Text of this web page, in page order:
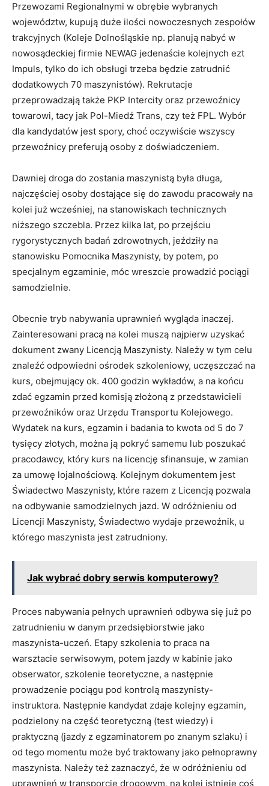
Przewozami Regionalnymi w obrębie wybranych
województw, kupują duże ilości nowoczesnych zespołów
trakcyjnych (Koleje Dolnośląskie np. planują nabyć w
nowosądeckiej firmie NEWAG jedenaście kolejnych ezt
Impuls, tylko do ich obsługi trzeba będzie zatrudnić
dodatkowych 70 maszynistów). Rekrutacje
przeprowadzają także PKP Intercity oraz przewoźnicy
towarowi, tacy jak Pol-Miedź Trans, czy też FPL. Wybór
dla kandydatów jest spory, choć oczywiście wszyscy
przewoźnicy preferują osoby z doświadczeniem.
Dawniej droga do zostania maszynistą była długa,
najczęściej osoby dostające się do zawodu pracowały na
kolei już wcześniej, na stanowiskach technicznych
niższego szczebla. Przez kilka lat, po przejściu
rygorystycznych badań zdrowotnych, jeździły na
stanowisku Pomocnika Maszynisty, by potem, po
specjalnym egzaminie, móc wreszcie prowadzić pociągi
samodzielnie.
Obecnie tryb nabywania uprawnień wygląda inaczej.
Zainteresowani pracą na kolei muszą najpierw uzyskać
dokument zwany Licencją Maszynisty. Należy w tym celu
znaleźć odpowiedni ośrodek szkoleniowy, uczęszczać na
kurs, obejmujący ok. 400 godzin wykładów, a na końcu
zdać egzamin przed komisją złożoną z przedstawicieli
przewoźników oraz Urzędu Transportu Kolejowego.
Wydatek na kurs, egzamin i badania to kwota od 5 do 7
tysięcy złotych, można ją pokryć samemu lub poszukać
pracodawcy, który kurs na licencję sfinansuje, w zamian
za umowę lojalnościową. Kolejnym dokumentem jest
Świadectwo Maszynisty, które razem z Licencją pozwala
na odbywanie samodzielnych jazd. W odróżnieniu od
Licencji Maszynisty, Świadectwo wydaje przewoźnik, u
którego maszynista jest zatrudniony.
Jak wybrać dobry serwis komputerowy?
Proces nabywania pełnych uprawnień odbywa się już po
zatrudnieniu w danym przedsiębiorstwie jako
maszynista-uczeń. Etapy szkolenia to praca na
warsztacie serwisowym, potem jazdy w kabinie jako
obserwator, szkolenie teoretyczne, a następnie
prowadzenie pociągu pod kontrolą maszynisty-
instruktora. Następnie kandydat zdaje kolejny egzamin,
podzielony na część teoretyczną (test wiedzy) i
praktyczną (jazdy z egzaminatorem po znanym szlaku) i
od tego momentu może być traktowany jako pełnoprawny
maszynista. Należy też zaznaczyć, że w odróżnieniu od
uprawnień w transporcie drogowym, na kolei istnieje coś